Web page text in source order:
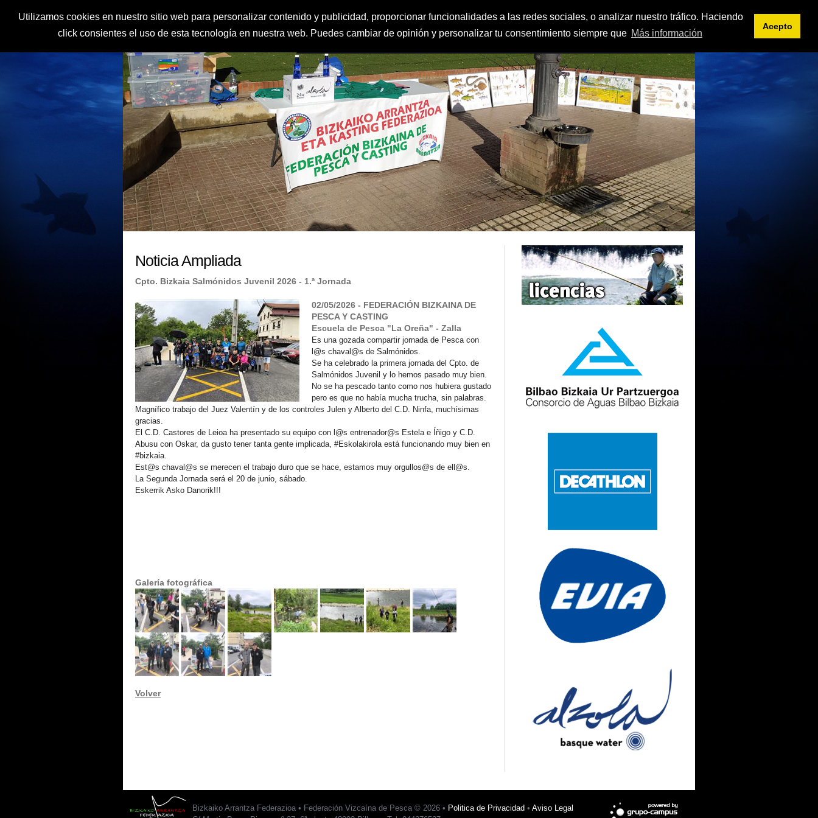
Utilizamos cookies en nuestro sitio web para personalizar contenido y publicidad, proporcionar funcionalidades a las redes sociales, o analizar nuestro tráfico. Haciendo
click consientes el uso de esta tecnología en nuestra web. Puedes cambiar de opinión y personalizar tu consentimiento siempre que Más información
Acepto
FEDERACIÓN CLUBES IGUALDAD Y PROTECCIÓN AL MENOR CLASIFICACIONES DOCUMENTOS
ENLACES
Noticia Ampliada
Cpto. Bizkaia Salmónidos Juvenil 2026 - 1.ª Jornada
02/05/2026 - FEDERACIÓN BIZKAINA DE
PESCA Y CASTING
Escuela de Pesca "La Oreña" - Zalla
Es una gozada compartir jornada de Pesca con
l@s chaval@s de Salmónidos.
Se ha celebrado la primera jornada del Cpto. de
Salmónidos Juvenil y lo hemos pasado muy bien.
No se ha pescado tanto como nos hubiera gustado
pero es que no había mucha trucha, sin palabras.
Magnífico trabajo del Juez Valentín y de los controles Julen y Alberto del C.D. Ninfa, muchísimas
gracias.
El C.D. Castores de Leioa ha presentado su equipo con l@s entrenador@s Estela e Íñigo y C.D.
Abusu con Oskar, da gusto tener tanta gente implicada, #Eskolakirola está funcionando muy bien en
#bizkaia.
Est@s chaval@s se merecen el trabajo duro que se hace, estamos muy orgullos@s de ell@s.
La Segunda Jornada será el 20 de junio, sábado.
Eskerrik Asko Danorik!!!
Galería fotográfica
Volver
Bizkaiko Arrantza Federazioa • Federación Vizcaína de Pesca © 2026 • Politica de Privacidad • Aviso Legal